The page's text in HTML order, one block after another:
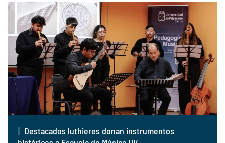
Destacados luthieres donan instrumentos